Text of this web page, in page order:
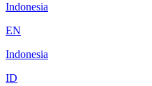
Indonesia
EN
Indonesia
ID